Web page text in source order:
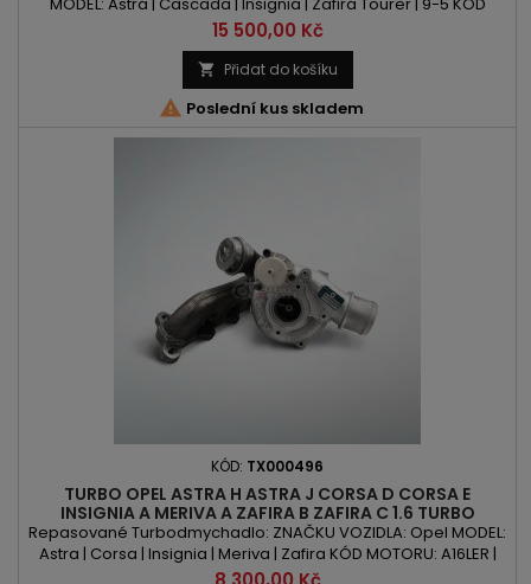
MOTORU: A20DTR | A 20 DTR OBSAH: 1956ccm 2.0 CDTI | TTiD
VÝKON: 190PS/140kW | 195PS/143kW ROK VÝROBY: 2008 -
POZOR : BEZ OTVORU PRO ČIDLO VÝFUKOVÝCH PLYNŮ
Cena
15 500,00 Kč
 Přidat do košíku
 Poslední kus skladem
KÓD: TX000496
TURBO OPEL ASTRA H ASTRA J CORSA D CORSA E
INSIGNIA A MERIVA A ZAFIRA B ZAFIRA C 1.6 TURBO
150PS/180PS/192PS/207PS/211PS
Repasované Turbodmychadlo: ZNAČKU VOZIDLA: Opel MODEL:
Astra | Corsa | Insignia | Meriva | Zafira KÓD MOTORU: A16LER |
A16LET | A16XNT | B16LER | Z16LER | Z16LET OBSAH: 1598ccm 1.6
Cena